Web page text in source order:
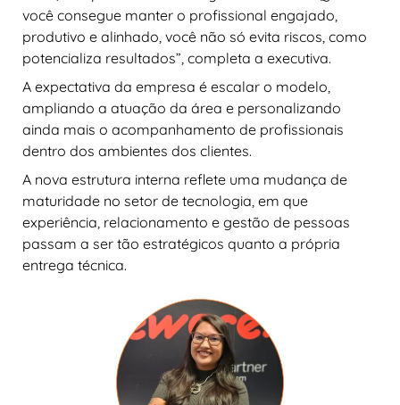
você consegue manter o profissional engajado,
produtivo e alinhado, você não só evita riscos, como
potencializa resultados”, completa a executiva.
A expectativa da empresa é escalar o modelo,
ampliando a atuação da área e personalizando
ainda mais o acompanhamento de profissionais
dentro dos ambientes dos clientes.
A nova estrutura interna reflete uma mudança de
maturidade no setor de tecnologia, em que
experiência, relacionamento e gestão de pessoas
passam a ser tão estratégicos quanto a própria
entrega técnica.